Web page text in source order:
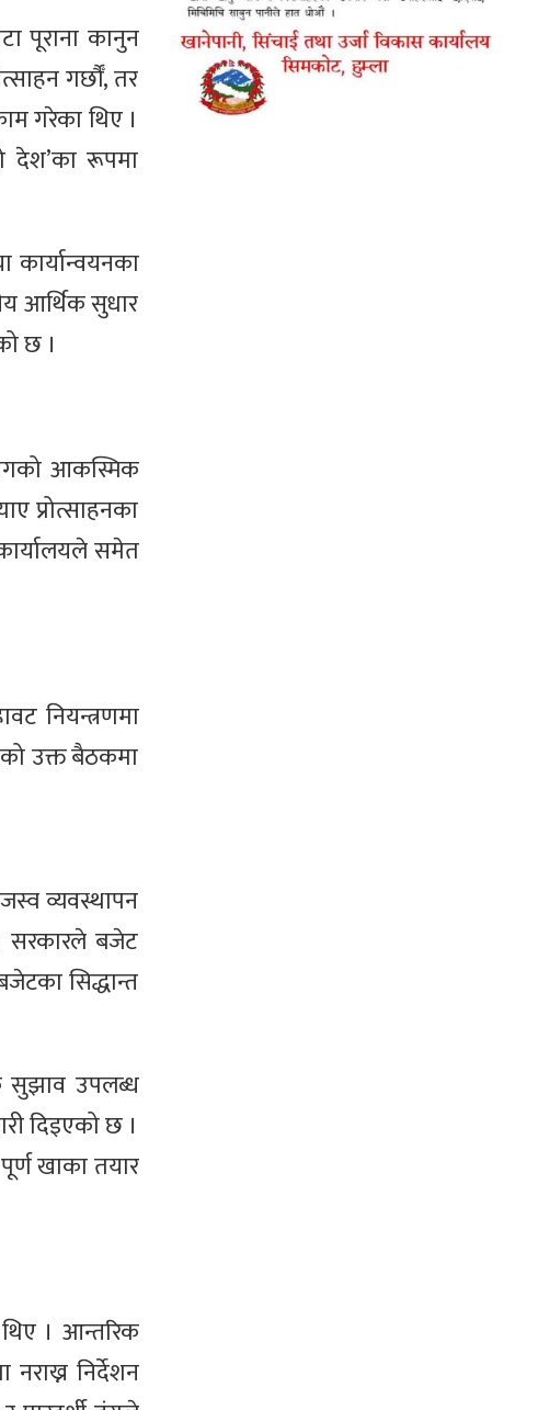
पूराना कानुन
गर्छौँ, तर
गरेका थिए ।
देश’का रूपमा
कार्यान्वयनका
आर्थिक सुधार
छ ।
आकस्मिक
प्रोत्साहनका
समेत
नियन्त्रणमा
उक्त बैठकमा
व्यवस्थापन
सरकारले बजेट
सिद्धान्त
सुझाव उपलब्ध
दिइएको छ ।
खाका तयार
। आन्तरिक
निर्देशन